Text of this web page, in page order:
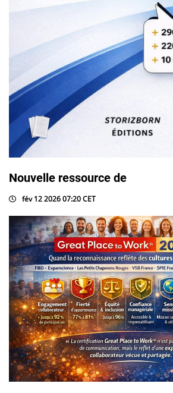
Nouvelle ressource de
fév 12 2026 07:20 CET